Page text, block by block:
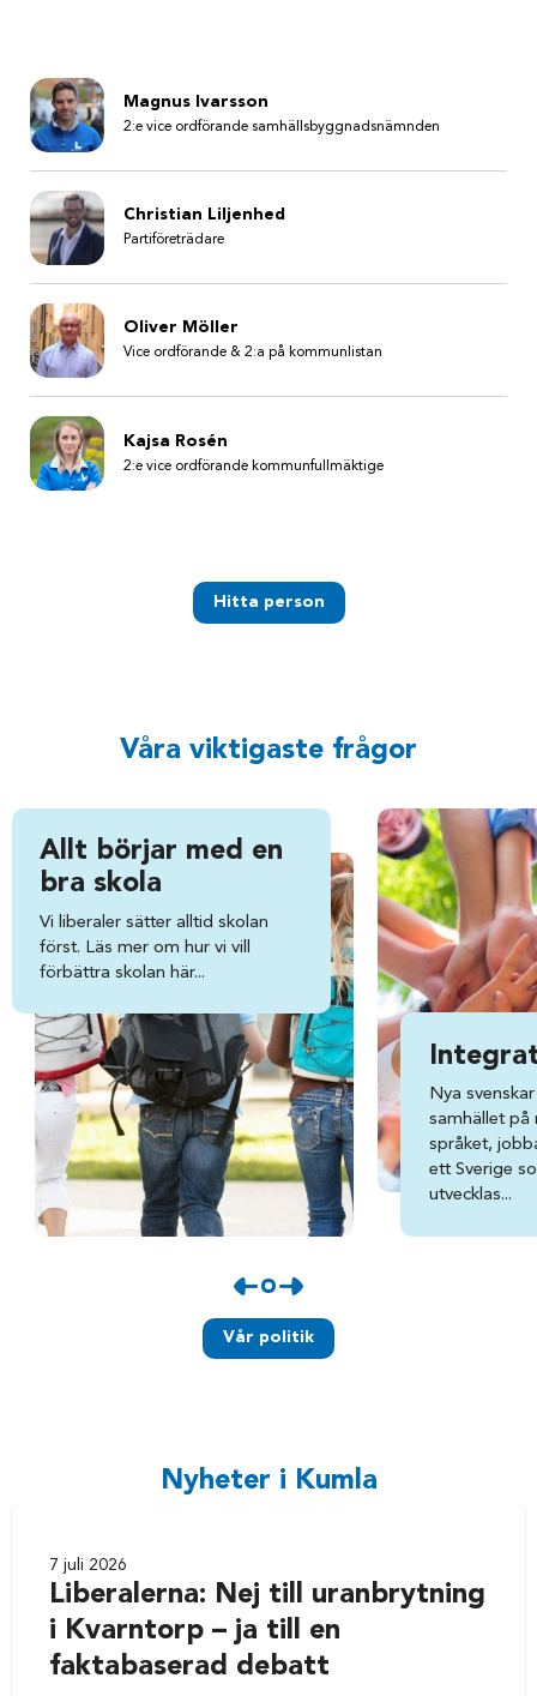
Magnus Ivarsson
2:e vice ordförande samhällsbyggnadsnämnden
Christian Liljenhed
Partiföreträdare
Oliver Möller
Vice ordförande & 2:a på kommunlistan
Kajsa Rosén
2:e vice ordförande kommunfullmäktige
Hitta person
Våra viktigaste frågor
Allt börjar med en
bra skola
Vi liberaler sätter alltid skolan
först. Läs mer om hur vi vill
förbättra skolan här...
Nya
samhället på
språket,
ett Sverige
utvecklas...
Vår politik
Nyheter i Kumla
7 juli 2026
Liberalerna: Nej till uranbrytning
i Kvarntorp – ja till en
faktabaserad debatt